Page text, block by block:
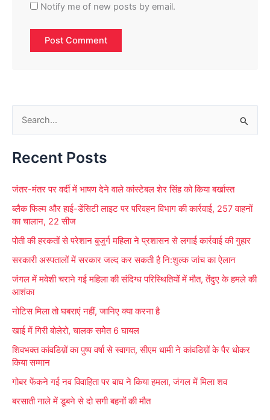
Notify me of new posts by email.
a
c
h
o
r
:
Recent Posts
जंतर-मंतर पर वर्दी में भाषण देने वाले कांस्टेबल शेर सिंह को किया बर्खास्त
ब्लैक फिल्म और हाई-डेंसिटी लाइट पर परिवहन विभाग की कार्रवाई, 257 वाहनों
का चालान, 22 सीज
पोती की हरकतों से परेशान बुजुर्ग महिला ने प्रशासन से लगाई कार्रवाई की गुहार
सरकारी अस्पतालों में सरकार जल्द कर सकती है नि:शुल्क जांच का ऐलान
जंगल में मवेशी चराने गई महिला की संदिग्ध परिस्थितियों में मौत, तेंदुए के हमले की
आशंका
नोटिस मिला तो घबराएं नहीं, जानिए क्या करना है
खाई में गिरी बोलेरो, चालक समेेत 6 घायल
शिवभक्त कांवडिय़ों का पुष्प वर्षा से स्वागत, सीएम धामी ने कांवडिय़ों के पैर धोकर
किया सम्मान
गोबर फेंकने गई नव विवाहिता पर बाघ ने किया हमला, जंगल में मिला शव
बरसाती नाले में डूबने से दो सगी बहनों की मौत